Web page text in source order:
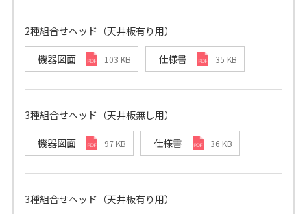
2種組合せヘッド（天井板有り用）
機器図面 103 KB 仕様書 35 KB
3種組合せヘッド（天井板無し用）
機器図面 97 KB 仕様書 36 KB
3種組合せヘッド（天井板有り用）